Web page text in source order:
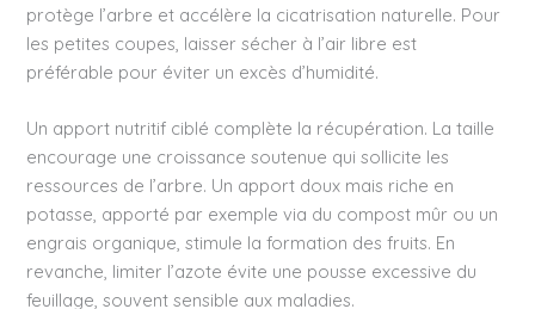
protège l’arbre et accélère la cicatrisation naturelle. Pour
les petites coupes, laisser sécher à l’air libre est
préférable pour éviter un excès d’humidité.
Un apport nutritif ciblé complète la récupération. La taille
encourage une croissance soutenue qui sollicite les
ressources de l’arbre. Un apport doux mais riche en
potasse, apporté par exemple via du compost mûr ou un
engrais organique, stimule la formation des fruits. En
revanche, limiter l’azote évite une pousse excessive du
feuillage, souvent sensible aux maladies.